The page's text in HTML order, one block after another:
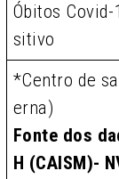
Óbitos Covid-
sitivo
*Centro de
erna)
Fonte dos
H (CAISM)-